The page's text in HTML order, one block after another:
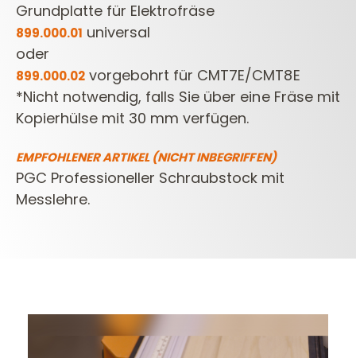
Grundplatte für Elektrofräse
899.000.01 universal
oder
899.000.02 vorgebohrt für CMT7E/CMT8E
*Nicht notwendig, falls Sie über eine Fräse mit
Kopierhülse mit 30 mm verfügen.
EMPFOHLENER ARTIKEL (NICHT INBEGRIFFEN)
PGC Professioneller Schraubstock mit
Messlehre.